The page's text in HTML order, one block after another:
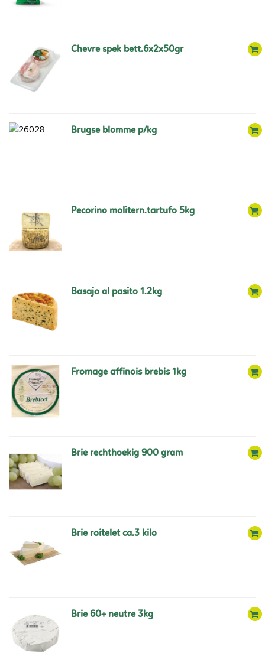
chevre spek bett.6x2x50gr
brugse blomme p/kg
pecorino molitern.tartufo 5kg
basajo al pasito 1.2kg
fromage affinois brebis 1kg
brie rechthoekig 900 gram
brie roitelet ca.3 kilo
brie 60+ neutre 3kg